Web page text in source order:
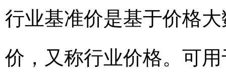
行业基准价是基于价格
价，又称行业价格。可